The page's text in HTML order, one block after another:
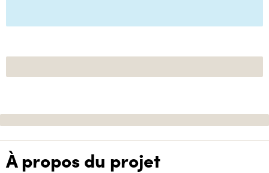
À propos du projet